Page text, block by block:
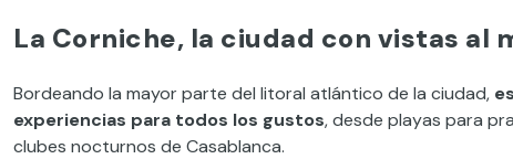
La Corniche, la ciudad con vistas al
Bordeando la mayor parte del litoral atlántico de la ciudad,
experiencias para todos los gustos, desde playas para
clubes nocturnos de Casablanca.